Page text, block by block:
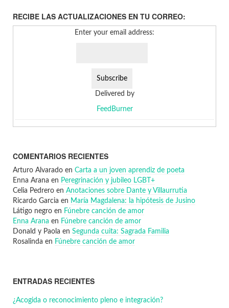
RECIBE LAS ACTUALIZACIONES EN TU CORREO:
Enter your email address:
Delivered by
FeedBurner
COMENTARIOS RECIENTES
Arturo Alvarado en Carta a un joven aprendiz de poeta
Enna Arana en Peregrinación y jubileo LGBT+
Celia Pedrero en Anotaciones sobre Dante y Villaurrutia
Ricardo Garcia en María Magdalena: la hipótesis de Jusino
Látigo negro en Fúnebre canción de amor
Enna Arana en Fúnebre canción de amor
Donald y Paola en Segunda cuita: Sagrada Familia
Rosalinda en Fúnebre canción de amor
ENTRADAS RECIENTES
¿Acogida o reconocimiento pleno e integración?